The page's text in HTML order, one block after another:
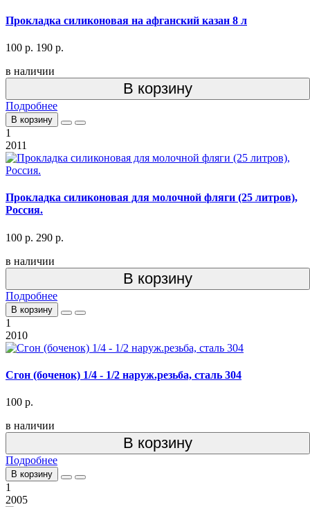
Прокладка силиконовая на афганский казан 8 л
100 р. 190 р.
в наличии
В корзину
Подробнее
В корзину
1
2011
Прокладка силиконовая для молочной фляги (25 литров),
Россия.
100 р. 290 р.
в наличии
В корзину
Подробнее
В корзину
1
2010
Сгон (боченок) 1/4 - 1/2 наруж.резьба, сталь 304
100 р.
в наличии
В корзину
Подробнее
В корзину
1
2005